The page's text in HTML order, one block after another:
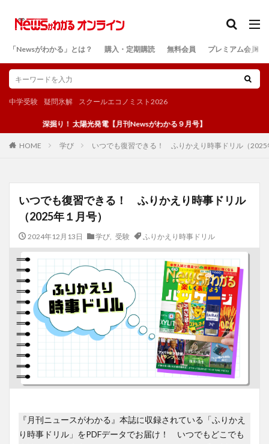
「Newsがわかる」とは？ 購入・定期購読 無料会員 プレミアム会員
中学受験 疑問氷解 スクールエコノミスト2026
深掘り！ 太陽光発電【月刊Newsがわかる９月号】
HOME 学び いつでも復習できる！ ふりかえり時事ドリル（2025
いつでも復習できる！ ふりかえり時事ドリル
（2025年１月号）
2024年12月13日 学び 受験 ふりかえり時事ドリル
『月刊ニュースがわかる』本誌に収録されている「ふりかえ
り時事ドリル」をPDFデータでお届け！ いつでもどこでも
検索